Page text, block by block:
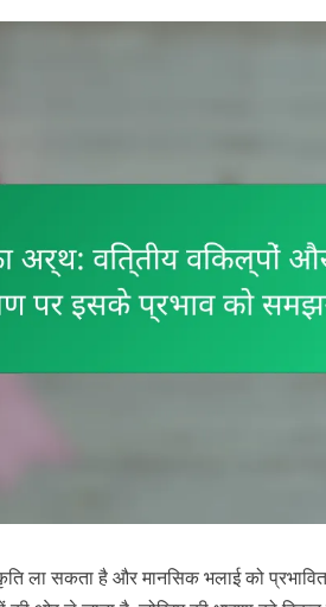
ला सकता है और मानसिक भलाई को